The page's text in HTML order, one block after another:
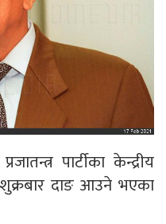
पार्टीका केन्द्रीय
शुक्रबार दाङ आउने भएका